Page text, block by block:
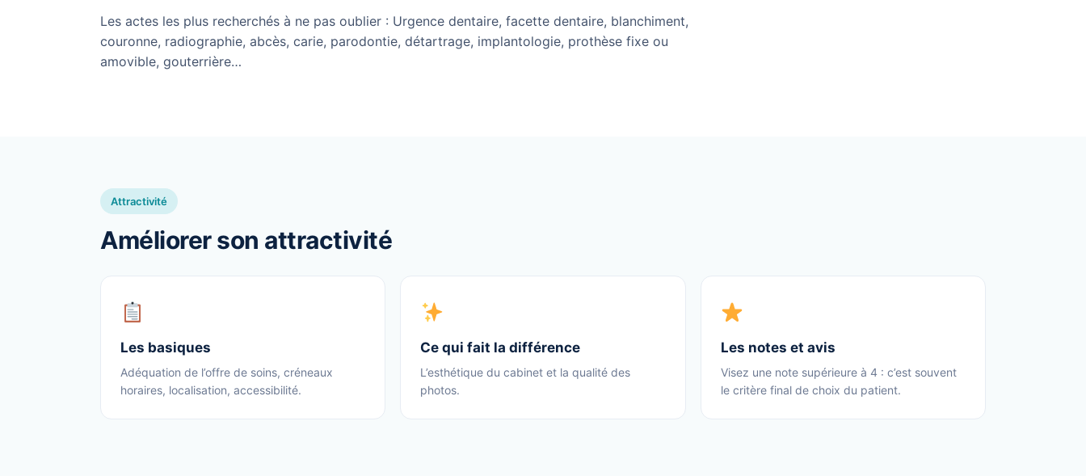
Les actes les plus recherchés à ne pas oublier : Urgence dentaire, facette dentaire, blanchiment,
couronne, radiographie, abcès, carie, parodontie, détartrage, implantologie, prothèse fixe ou
amovible, gouterrière…
Attractivité
Améliorer son attractivité
Les basiques
Adéquation de l’offre de soins, créneaux
horaires, localisation, accessibilité.
Ce qui fait la différence
L’esthétique du cabinet et la qualité des
photos.
Les notes et avis
Visez une note supérieure à 4 : c’est souvent
le critère final de choix du patient.